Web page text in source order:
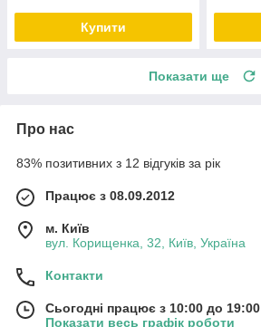
Купити
Показати ще
Про нас
83% позитивних з 12 відгуків за рік
Працює з 08.09.2012
м. Київ
вул. Корищенка, 32, Київ, Україна
Контакти
Сьогодні працює з 10:00 до 19:00
Показати весь графік роботи